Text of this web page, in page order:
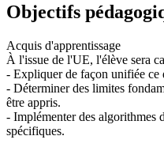
Objectifs
Acquis d'apprentissage
À l'issue de l'UE, l'élève sera
- Expliquer de façon unifiée ce
- Déterminer des limites
être appris.
- Implémenter des algorithmes
spécifiques.